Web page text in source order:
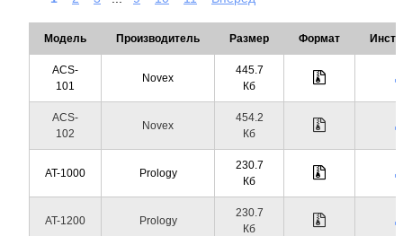
Модель Производитель Размер Формат
ACS-
101
Novex
445.7
Кб
ACS-
102
Novex
454.2
Кб
AT-1000 Prology
230.7
Кб
AT-1200 Prology
230.7
Кб